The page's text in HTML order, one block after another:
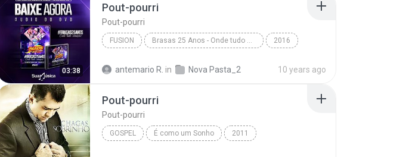
03:38
Pout-pourri
Pout-pourri
FUSION Brasas 25 Anos - Onde tudo começou! 2016
antemario R. in Nova Pasta_2 10 years ago
Pout-pourri
Pout-pourri
GOSPEL É como um Sonho 2011